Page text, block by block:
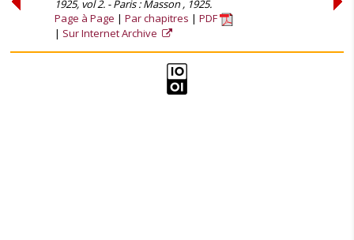
1925, vol 2. - Paris : Masson , 1925.
Page à Page
Par chapitres
PDF
Sur Internet Archive